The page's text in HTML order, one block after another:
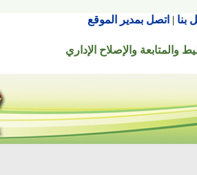
| اتصل بمدير الموقع
والإصلاح الإداري